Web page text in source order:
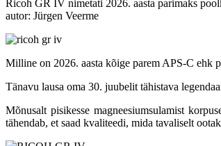
Ricoh GR IV nimetati 2026. aasta parimaks
autor: Jürgen Veerme
Milline on 2026. aasta kõige parem APS-C ehk
Tänavu lausa oma 30. juubelit tähistava
Mõnusalt pisikesse magneesiumsulamist
tähendab, et saad kvaliteedi, mida tavaliselt